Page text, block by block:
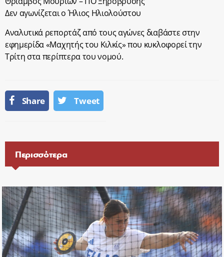
Δεν αγωνίζεται ο Ήλιος Ηλιολούστου
Αναλυτικά ρεπορτάζ από τους αγώνες διαβάστε στην
εφημερίδα «Μαχητής του Κιλκίς» που κυκλοφορεί την
Τρίτη στα περίπτερα του νομού.
Share Tweet
Περισσότερα